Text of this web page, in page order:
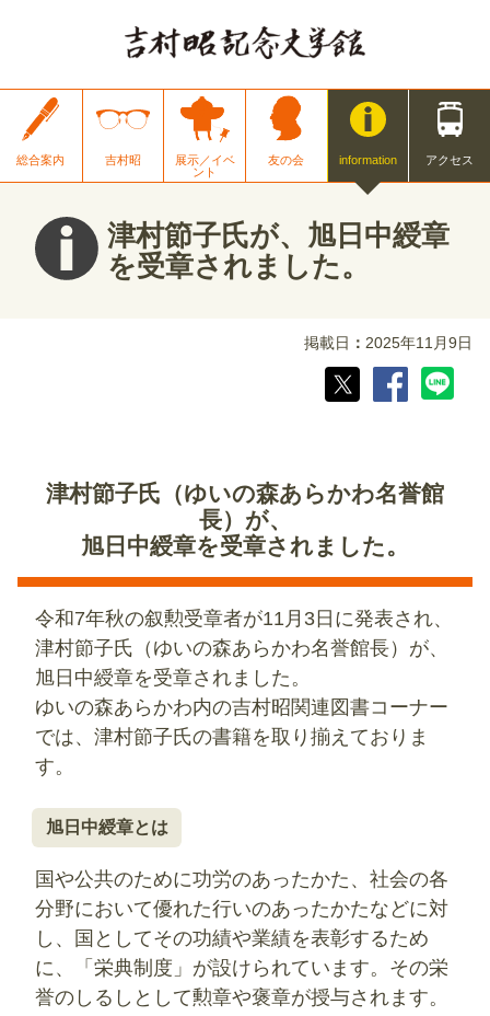
総合案内 吉村昭
展示／イベ
ント
友の会 information アクセス
津村節子氏が、旭日中綬章
を受章されました。
掲載日 2025年11月9日
津村節子氏（ゆいの森あらかわ名誉館
長）が、
旭日中綬章を受章されました。
令和7年秋の叙勲受章者が11月3日に発表され、
津村節子氏（ゆいの森あらかわ名誉館長）が、
旭日中綬章を受章されました。
ゆいの森あらかわ内の吉村昭関連図書コーナー
では、津村節子氏の書籍を取り揃えておりま
す。
旭日中綬章とは
国や公共のために功労のあったかた、社会の各
分野において優れた行いのあったかたなどに対
し、国としてその功績や業績を表彰するため
に、「栄典制度」が設けられています。その栄
誉のしるしとして勲章や褒章が授与されます。